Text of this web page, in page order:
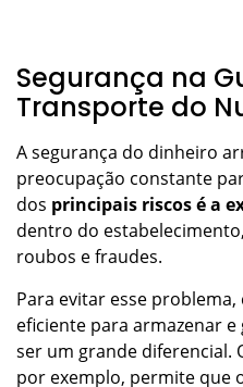
Segurança na
Transporte do
A segurança do dinheiro
preocupação constante
dos principais riscos é a
dentro do
roubos e fraudes.
Para evitar esse
eficiente para armazenar
ser um grande diferencial.
por exemplo, permite que